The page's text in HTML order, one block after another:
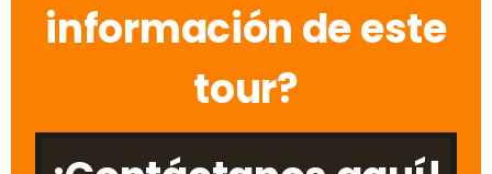
información de este
tour?